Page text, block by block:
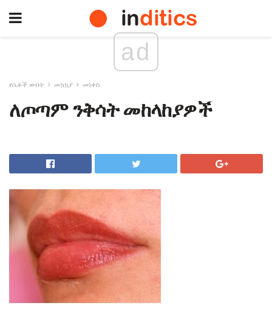
ad
የሴቶች ውበት መኳኳያ መነቀስ
ለጦጣም ንቅሳት መከላከያዎች